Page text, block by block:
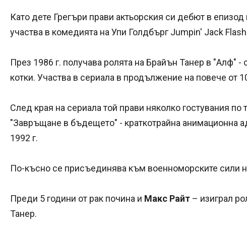
Като дете Грегъри прави актьорския си дебют в
участва в комедията на Упи Голдбърг Jumpin' Jack Flash
През 1986 г. получава ролята на Брайън Танер в "Алф"
котки. Участва в сериала в продължение на повече от
След края на сериала той прави няколко гостувания по
"Завръщане в бъдещето" - краткотрайна анимационна
1992 г.
По-късно се присъединява към военноморските сили
Преди 5 години от рак почина и Макс Райт – изиграл
Танер.